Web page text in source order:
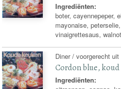
Ingrediënten:
boter, cayennepeper,
mayonaise,
vinaigrettesaus,
Diner / voorgerecht uit
Cordon blue, koud
Ingrediënten: